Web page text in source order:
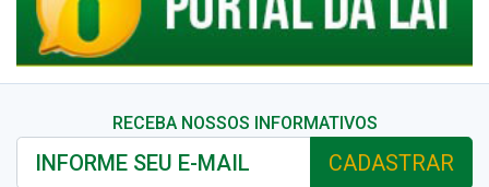
RECEBA NOSSOS INFORMATIVOS
CADASTRAR